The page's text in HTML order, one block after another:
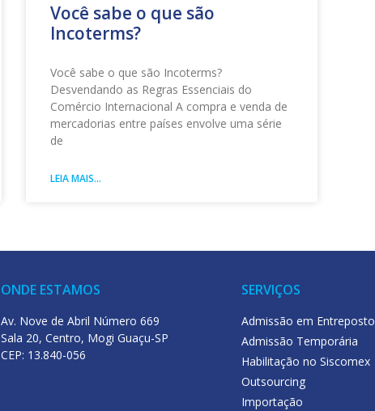
Você sabe o que são
Incoterms?
Você sabe o que são Incoterms?
Desvendando as Regras Essenciais do
Comércio Internacional A compra e venda de
mercadorias entre países envolve uma série
de
LEIA MAIS...
ONDE ESTAMOS
Av. Nove de Abril Número 669
Sala 20, Centro, Mogi Guaçu-SP
CEP: 13.840-056
SERVIÇOS
Admissão em Entreposto
Admissão Temporária
Habilitação no Siscomex
Outsourcing
Importação